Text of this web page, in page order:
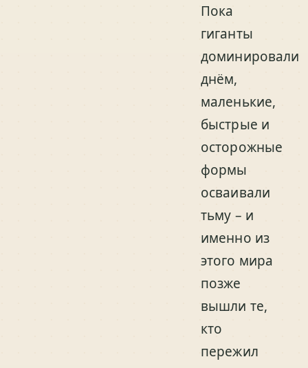
Пока
гиганты
доминировали
днём,
маленькие,
быстрые и
осторожные
формы
осваивали
тьму – и
именно из
этого мира
позже
вышли те,
кто
пережил